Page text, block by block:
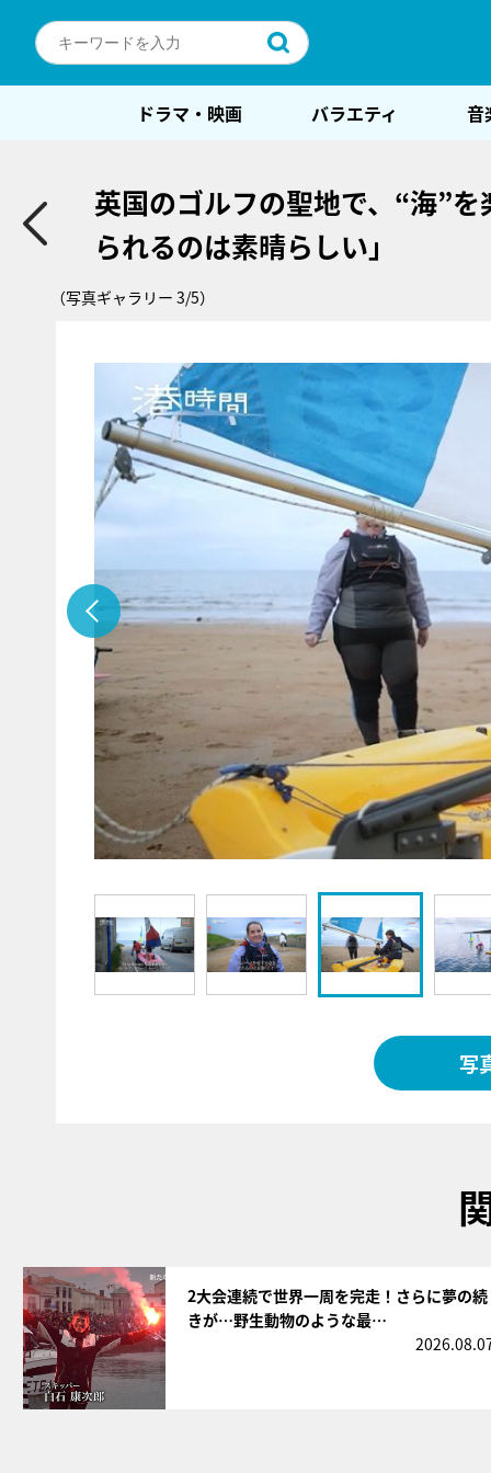
ドラマ・映画 バラエティ 音
英国のゴルフの聖地で、“海”
られるのは素晴らしい」
（写真ギャラリー 3/5）
写
2大会連続で世界一周を完走！さらに夢の続
きが…野生動物のような最…